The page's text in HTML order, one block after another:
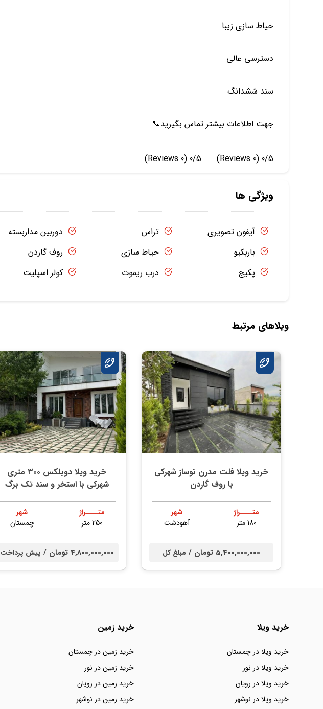
حياط سازي زيبا
دسترسي عالي
سند ششدانگ
جهت اطلاعات بيشتر تماس بگيريد📞
0/5
(0 Reviews)
0/5
(0 Reviews)
ویژگی ها
آیفون تصویری
باربکیو
پکیج
تراس
حیاط سازی
درب ریموت
دوربین مداربسته
روف گاردن
کولر اسپلیت
ویلاهای مرتبط
خريد ویلا فلت مدرن نوساز شهركي
با روف گاردن
متــــراژ
180 متر
شهر
آهودشت
5,400,000,000 تومان / مبلغ کل
خريد ویلا دوبلکس ۳۰۰ متری
شهركي با استخر و سند تك برگ
متــــراژ
250 متر
شهر
چمستان
4,800,000,000 تومان / پیش پرداخت
خرید ویلا
خرید ویلا در چمستان
خرید ویلا در نور
خرید ویلا در رویان
خرید ویلا در نوشهر
خرید زمین
خرید زمین در چمستان
خرید زمین در نور
خرید زمین در رویان
خرید زمین در نوشهر